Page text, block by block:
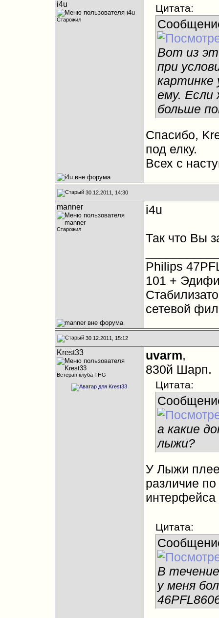
i4u
Старожил
Цитата:
Вот из
при
ему. Если
больше
Спасибо,
под елку.
Всех с
30.12.2011, 14:30
manner
Старожил
i4u
Так что Вы
Philips
101 +
сетевой
30.12.2011, 15:12
Krest33
Ветеран клуба THG
uvarm,
830й Шарп.
Цитата:
а какие
лыжи?
У Лыжи
различие
Цитата:
В
у меня